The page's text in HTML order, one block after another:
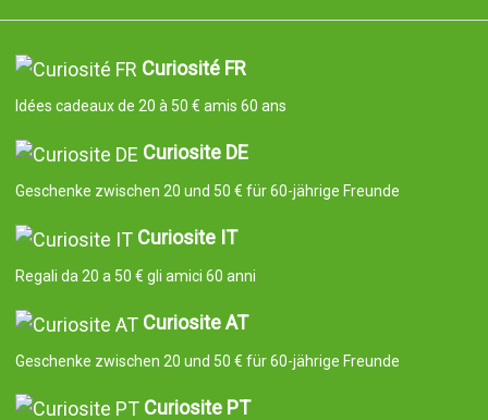
Curiosité FR
Idées cadeaux de 20 à 50 € amis 60 ans
Curiosite DE
Geschenke zwischen 20 und 50 € für 60-jährige Freunde
Curiosite IT
Regali da 20 a 50 € gli amici 60 anni
Curiosite AT
Geschenke zwischen 20 und 50 € für 60-jährige Freunde
Curiosite PT